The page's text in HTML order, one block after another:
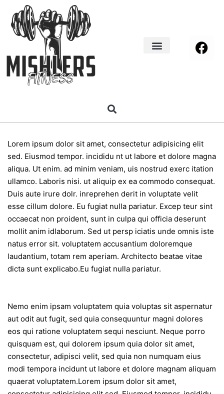
Lorem ipsum dolor sit amet, consectetur adipisicing elit
sed. Eiusmod tempor. incididu nt ut labore et dolore magna
aliqua. Ut enim. ad minim veniam, uis nostrud exerc itation
ullamco. Laboris nisi. ut aliquip ex ea commodo consequat.
Duis aute irure dolr. inreprehen derit in voluptate velit
esse cillum dolore. Eu fugiat nulla pariatur. Excep teur sint
occaecat non proident, sunt in culpa qui officia deserunt
mollit anim idlaborum. Sed ut persp iciatis unde omnis iste
natus error sit. voluptatem accusantium doloremque
laudantium, totam rem aperiam. Architecto beatae vitae
dicta sunt explicabo.Eu fugiat nulla pariatur.
Nemo enim ipsam voluptatem quia voluptas sit aspernatur
aut odit aut fugit, sed quia consequuntur magni dolores
eos qui ratione voluptatem sequi nesciunt. Neque porro
quisquam est, qui dolorem ipsum quia dolor sit amet,
consectetur, adipisci velit, sed quia non numquam eius
modi tempora incidunt ut labore et dolore magnam aliquam
quaerat voluptatem.Lorem ipsum dolor sit amet,